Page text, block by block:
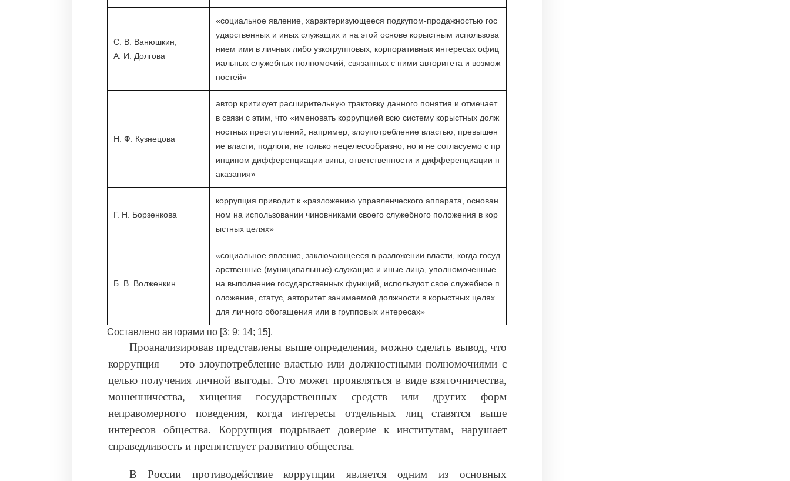
С. В. Ванюшкин,
А. И. Долгова
«социальное явление, характеризующееся подкупом-продажностью гос
ударственных и иных служащих и на этой основе корыстным использова
нием ими в личных либо узкогрупповых, корпоративных интересах офиц
иальных служебных полномочий, связанных с ними авторитета и возмож
ностей»
Н. Ф. Кузнецова
автор критикует расширительную трактовку данного понятия и отмечает
в связи с этим, что «именовать коррупцией всю систему корыстных долж
ностных преступлений, например, злоупотребление властью, превышен
ие власти, подлоги, не только нецелесообразно, но и не согласуемо с пр
инципом дифференциации вины, ответственности и дифференциации н
аказания»
Г. Н. Борзенкова
коррупция приводит к «разложению управленческого аппарата, основан
ном на использовании чиновниками своего служебного положения в кор
ыстных целях»
Б. В. Волженкин
«социальное явление, заключающееся в разложении власти, когда госуд
арственные (муниципальные) служащие и иные лица, уполномоченные
на выполнение государственных функций, используют свое служебное п
оложение, статус, авторитет занимаемой должности в корыстных целях
для личного обогащения или в групповых интересах»
Составлено авторами по [3; 9; 14; 15].
Проанализировав представлены выше определения, можно сделать вывод, что
коррупция — это злоупотребление властью или должностными полномочиями с
целью получения личной выгоды. Это может проявляться в виде взяточничества,
мошенничества, хищения государственных средств или других форм
неправомерного поведения, когда интересы отдельных лиц ставятся выше
интересов общества. Коррупция подрывает доверие к институтам, нарушает
справедливость и препятствует развитию общества.
В России противодействие коррупции является одним из основных